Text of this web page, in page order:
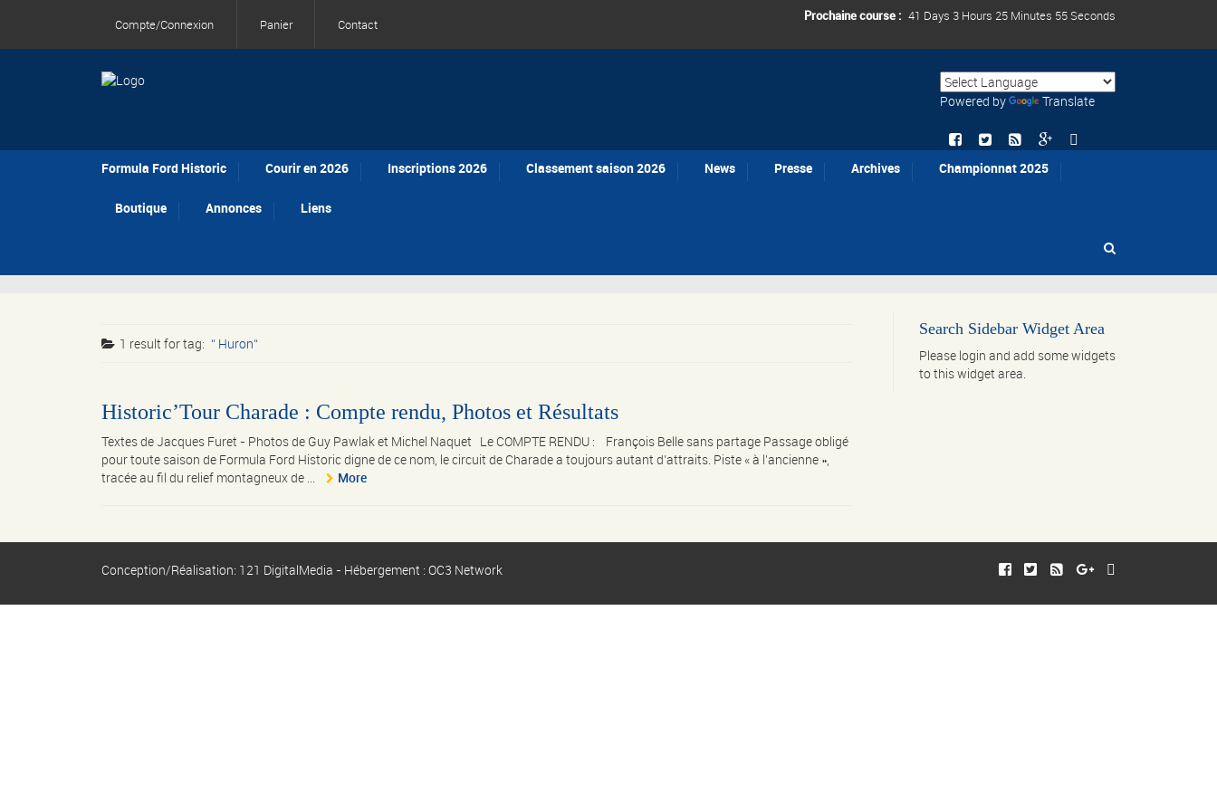
Compte/Connexion Panier Contact
Prochaine course : 41 Days 3 Hours 25 Minutes 55 Seconds
Powered by Translate
Formula Ford Historic Courir en 2026 Inscriptions 2026 Classement saison 2026 News Presse Archives Championnat 2025
Boutique Annonces Liens
1 result fortag: Huron
Historic’Tour Charade : Compte rendu, Photos et Résultats
Textes de Jacques Furet - Photos de Guy Pawlak et Michel Naquet Le COMPTE RENDU : François Belle sans partage Passage obligé
pour toute saison de Formula Ford Historic digne de ce nom, le circuit de Charade a toujours autant d’attraits. Piste « à l’ancienne »,
tracée au fil du relief montagneux de ...
More
Search Sidebar Widget Area
Please login and add some widgets
to this widget area.
Conception/Réalisation: 121 DigitalMedia - Hébergement : OC3 Network